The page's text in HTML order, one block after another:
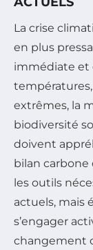
La crise
en plus
immédiate et
extrêmes, la
biodiversité
doivent
bilan carbone
les outils
actuels, mais
s’engager
changement